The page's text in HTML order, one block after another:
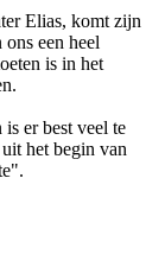
Elias, komt zijn
een heel
is in het
is er best veel te
het begin van